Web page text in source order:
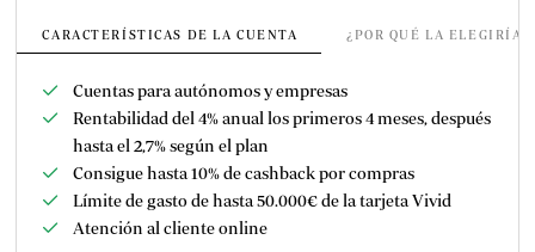
CARACTERÍSTICAS DE LA CUENTA ¿POR QUÉ LA
Cuentas para autónomos y empresas
Rentabilidad del 4% anual los primeros 4 meses, después
hasta el 2,7% según el plan
Consigue hasta 10% de cashback por compras
Límite de gasto de hasta 50.000€ de la tarjeta Vivid
Atención al cliente online